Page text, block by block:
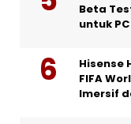
Beta
untuk PC
Hisense
FIFA
Imersif